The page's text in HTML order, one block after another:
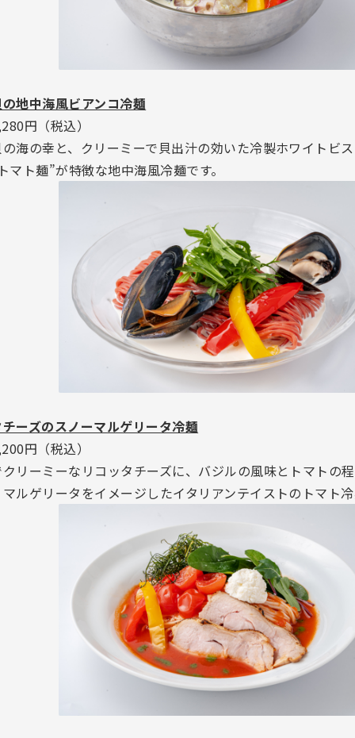
地中海風ビアンコ冷麺
円（税込）
海の幸と、クリーミーで貝出汁の効いた冷製ホワイトビ
マト麺”が特徴な地中海風冷麺です。
ーズのスノーマルゲリータ冷麺
円（税込）
リーミーなリコッタチーズに、バジルの風味とトマトの
ルゲリータをイメージしたイタリアンテイストのトマト